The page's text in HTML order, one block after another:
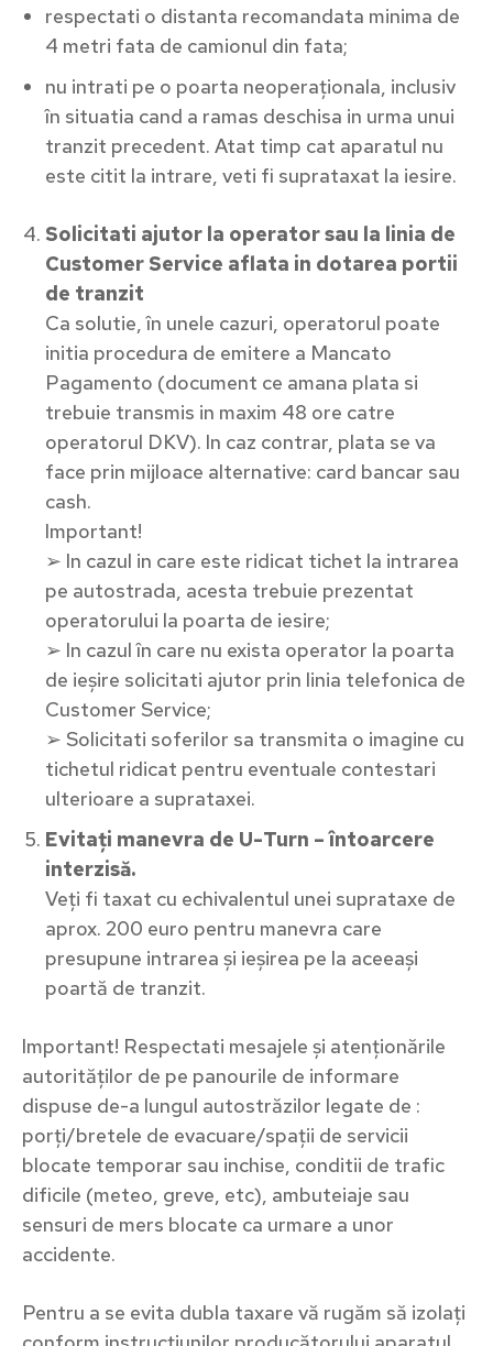
respectati o distanta recomandata minima de
4 metri fata de camionul din fata;
nu intrati pe o poarta neoperaționala, inclusiv
în situatia cand a ramas deschisa in urma unui
tranzit precedent. Atat timp cat aparatul nu
este citit la intrare, veti fi suprataxat la iesire.
Solicitati ajutor la operator sau la linia de
Customer Service aflata in dotarea portii
de tranzit
Ca solutie, în unele cazuri, operatorul poate
initia procedura de emitere a Mancato
Pagamento (document ce amana plata si
trebuie transmis in maxim 48 ore catre
operatorul DKV). In caz contrar, plata se va
face prin mijloace alternative: card bancar sau
cash.
Important!
➢ In cazul in care este ridicat tichet la intrarea
pe autostrada, acesta trebuie prezentat
operatorului la poarta de iesire;
➢ In cazul în care nu exista operator la poarta
de ieșire solicitati ajutor prin linia telefonica de
Customer Service;
➢ Solicitati soferilor sa transmita o imagine cu
tichetul ridicat pentru eventuale contestari
ulterioare a suprataxei.
Evitați manevra de U-Turn – întoarcere
interzisă.
Veți fi taxat cu echivalentul unei suprataxe de
aprox. 200 euro pentru manevra care
presupune intrarea și ieșirea pe la aceeași
poartă de tranzit.
Important! Respectati mesajele și atenționările
autorităților de pe panourile de informare
dispuse de-a lungul autostrăzilor legate de :
porți/bretele de evacuare/spații de servicii
blocate temporar sau inchise, conditii de trafic
dificile (meteo, greve, etc), ambuteiaje sau
sensuri de mers blocate ca urmare a unor
accidente.
Pentru a se evita dubla taxare vă rugăm să izolați